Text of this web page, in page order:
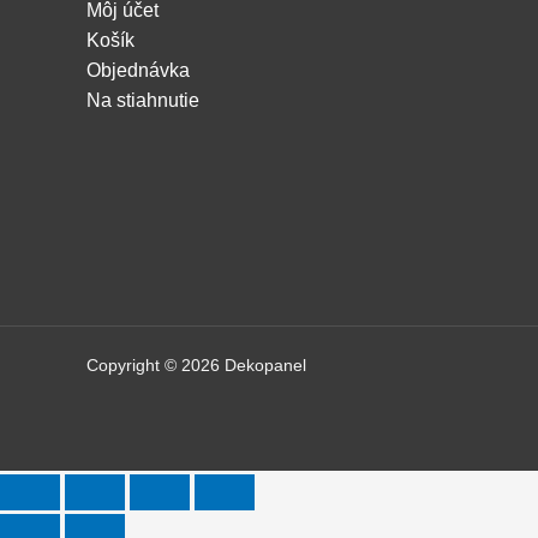
Môj účet
Košík
Objednávka
Na stiahnutie
Copyright © 2026 Dekopanel